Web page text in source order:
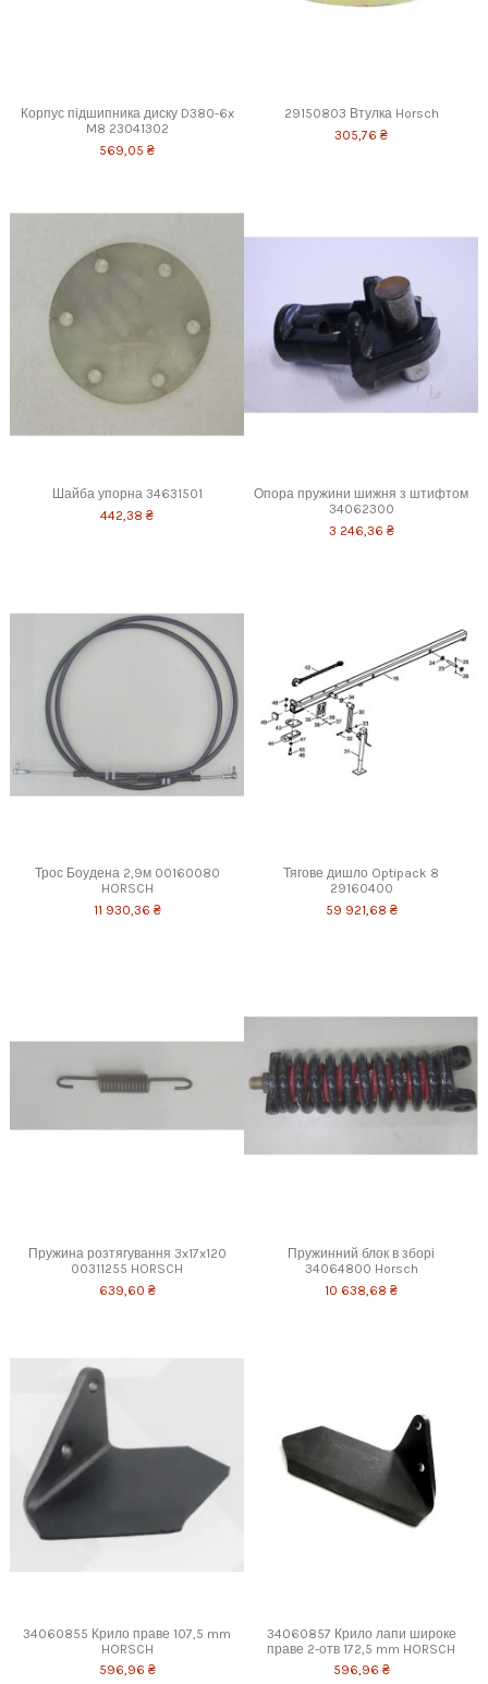
Корпус підшипника диску D380-6x
M8 23041302
569,05 ₴
29150803 Втулка Horsch
305,76 ₴
Шайба упорна 34631501
442,38 ₴
Опора пружини шижня з штифтом
34062300
3 246,36 ₴
Трос Боудена 2,9м 00160080
HORSCH
11 930,36 ₴
Тягове дишло Optipack 8
29160400
59 921,68 ₴
Пружина розтягування 3x17x120
00311255 HORSCH
639,60 ₴
Пружинний блок в зборі
34064800 Horsch
10 638,68 ₴
34060855 Крило праве 107,5 mm
HORSCH
596,96 ₴
34060857 Крило лапи широке
праве 2-отв 172,5 mm HORSCH
596,96 ₴